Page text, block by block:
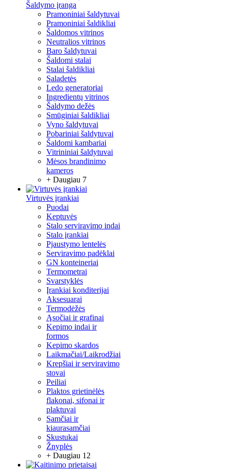
Šaldymo įranga
Pramoniniai šaldytuvai
Pramoniniai šaldikliai
Šaldomos vitrinos
Neutralios vitrinos
Baro šaldytuvai
Šaldomi stalai
Stalai šaldikliai
Saladetės
Ledo generatoriai
Ingredientų vitrinos
Šaldymo dežės
Smūginiai šaldikliai
Vyno šaldytuvai
Pobariniai šaldytuvai
Šaldomi kambariai
Vitrininiai šaldytuvai
Mėsos brandinimo
kameros
+ Daugiau 7
Virtuvės įrankiai
Puodai
Keptuvės
Stalo serviravimo indai
Stalo įrankiai
Pjaustymo lentelės
Serviravimo padėklai
GN konteineriai
Termometrai
Svarstyklės
Įrankiai konditerijai
Aksesuarai
Termodėžės
Ąsočiai ir grafinai
Kepimo indai ir
formos
Kepimo skardos
Laikmačiai/Laikrodžiai
Krepšiai ir serviravimo
stovai
Peiliai
Plaktos grietinėlės
flakonai, sifonai ir
plaktuvai
Samčiai ir
kiaurasamčiai
Skustukai
Žnyplės
+ Daugiau 12